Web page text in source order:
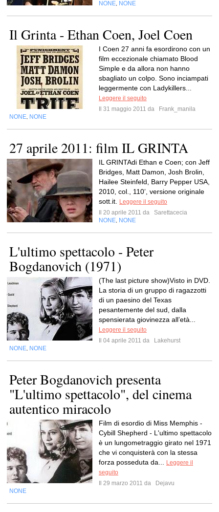
NONE NONE
Il Grinta - Ethan Coen, Joel Coen
I Coen 27 anni fa esordirono con un
film eccezionale chiamato Blood
Simple e da allora non hanno
sbagliato un colpo. Sono inciampati
leggermente con Ladykillers...
Leggere il seguito
Il 31 maggio 2011 da
Frank_manila
NONE NONE
27 aprile 2011: film IL GRINTA
IL GRINTAdi Ethan e Coen; con Jeff
Bridges, Matt Damon, Josh Brolin,
Hailee Steinfeld, Barry Pepper USA,
2010, col., 110’, versione originale
sott.it.
Leggere il seguito
Il 20 aprile 2011 da
Sarettacecia
NONE NONE
L'ultimo spettacolo - Peter
Bogdanovich (1971)
(The last picture show)Visto in DVD.
La storia di un gruppo di ragazzotti
di un paesino del Texas
pesantemente del sud, dalla
spensierata giovinezza all’età...
Leggere il seguito
Il 04 aprile 2011 da
Lakehurst
NONE NONE
Peter Bogdanovich presenta
"L'ultimo spettacolo", del cinema
autentico miracolo
Film di esordio di Miss Memphis -
Cybill Shepherd - L'ultimo spettacolo
è un lungometraggio girato nel 1971
che vi conquisterà con la stessa
forza posseduta da...
Leggere il
seguito
Il 29 marzo 2011 da
Dejavu
NONE